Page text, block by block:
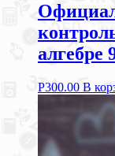
алгебре
Р300.00 В